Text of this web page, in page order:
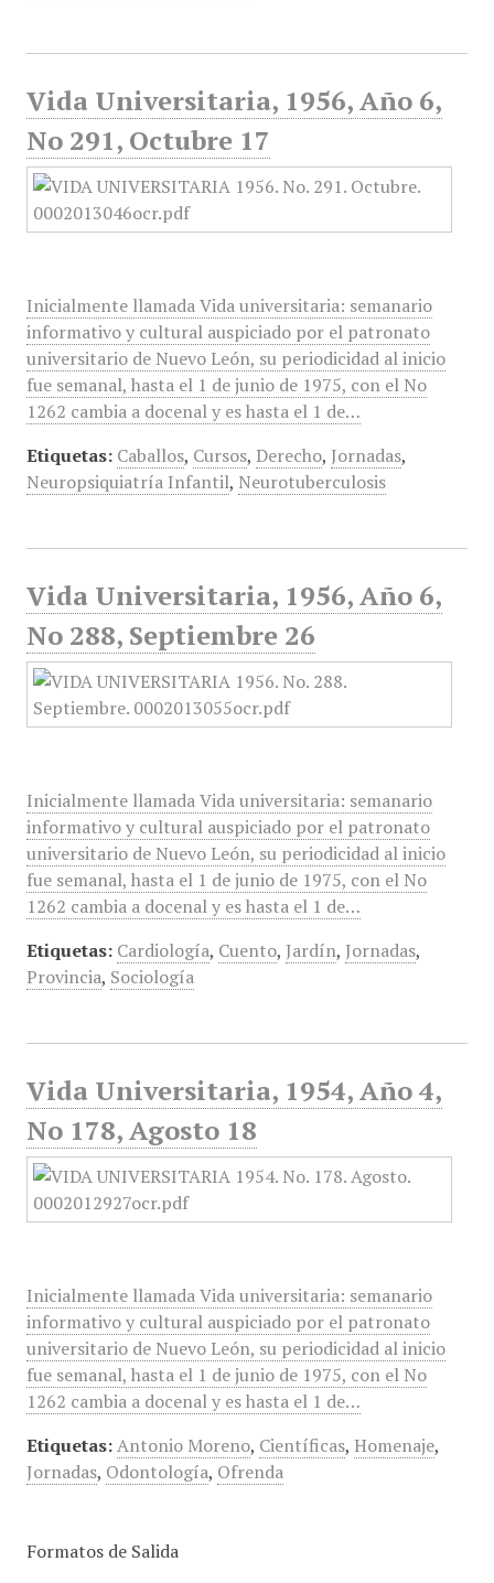
Vida Universitaria, 1956, Año 6,
No 291, Octubre 17
Inicialmente llamada Vida universitaria: semanario
informativo y cultural auspiciado por el patronato
universitario de Nuevo León, su periodicidad al inicio
fue semanal, hasta el 1 de junio de 1975, con el No
1262 cambia a docenal y es hasta el 1 de…
Etiquetas: Caballos, Cursos, Derecho, Jornadas,
Neuropsiquiatría Infantil, Neurotuberculosis
Vida Universitaria, 1956, Año 6,
No 288, Septiembre 26
Inicialmente llamada Vida universitaria: semanario
informativo y cultural auspiciado por el patronato
universitario de Nuevo León, su periodicidad al inicio
fue semanal, hasta el 1 de junio de 1975, con el No
1262 cambia a docenal y es hasta el 1 de…
Etiquetas: Cardiología, Cuento, Jardín, Jornadas,
Provincia, Sociología
Vida Universitaria, 1954, Año 4,
No 178, Agosto 18
Inicialmente llamada Vida universitaria: semanario
informativo y cultural auspiciado por el patronato
universitario de Nuevo León, su periodicidad al inicio
fue semanal, hasta el 1 de junio de 1975, con el No
1262 cambia a docenal y es hasta el 1 de…
Etiquetas: Antonio Moreno, Científicas, Homenaje,
Jornadas, Odontología, Ofrenda
Formatos de Salida